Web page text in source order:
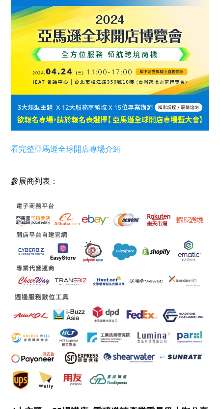
看完整亞馬遜全球開店專場介紹
參展商列表：